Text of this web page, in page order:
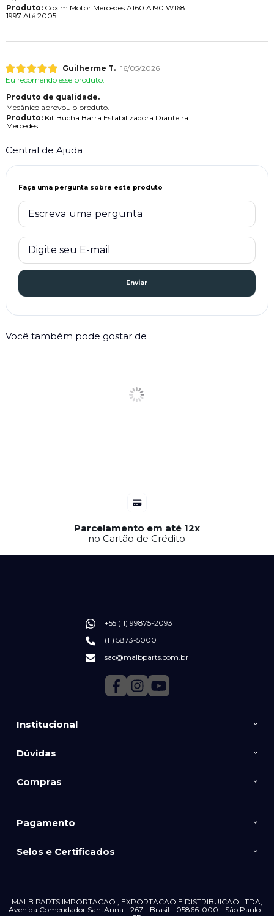
Produto:Coxim Motor Mercedes A160 A190 W168
1997 Até 2005
Guilherme T. 16/05/2026
Eu recomendo esse produto.
Produto de qualidade.
Mecânico aprovou o produto.
Produto:Kit Bucha Barra Estabilizadora Dianteira
Mercedes
Central de Ajuda
Faça uma pergunta sobre este produto
Enviar
Você também pode gostar de
Parcelamento em até 12x
no Cartão de Crédito
Institucional
Dúvidas
Compras
+55 (11) 99875-2093
(11) 5873-5000
sac@malbparts.com.br
Pagamento
Selos e Certificados
MALB PARTS IMPORTACAO , EXPORTACAO E DISTRIBUICAO LTDA,
Avenida Comendador SantAnna - 267 - Brasil - 05866-000 - São Paulo -